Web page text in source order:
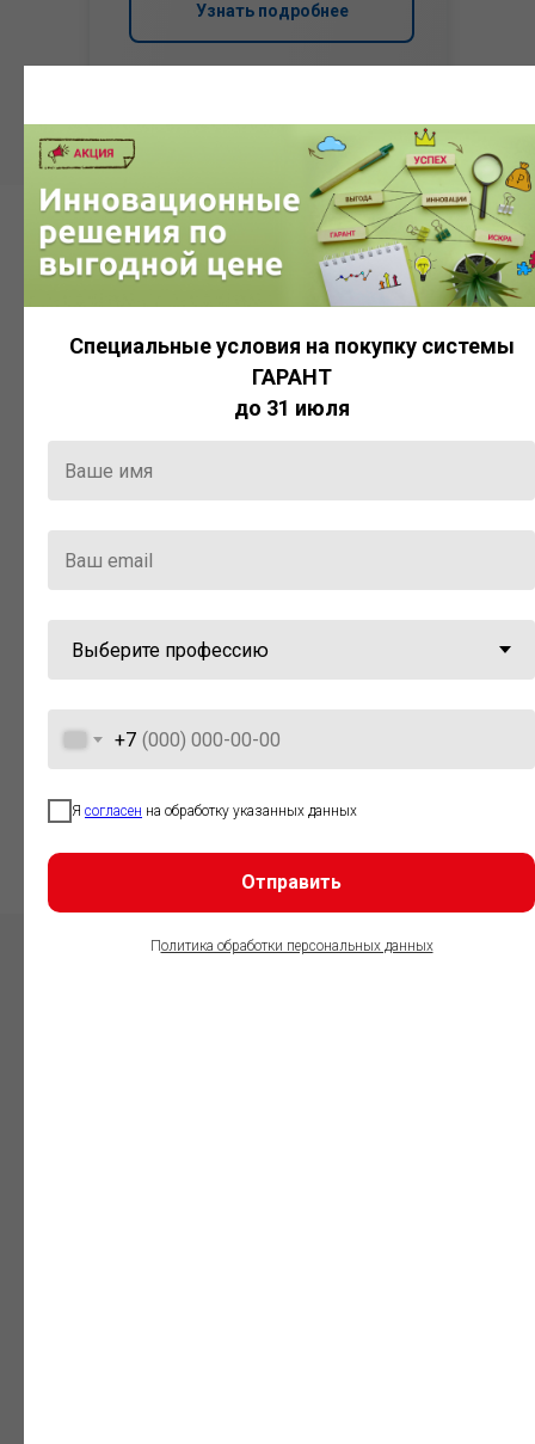
Узнать подробнее
Компания «Гарант» стала
победителем премии «Время
Система
ГАРАНТ
Актуальная правовая информация
и инструменты для максимально
эффективной работы с ней.
Специальные условия на покупку системы
ГАРАНТ
до 31 июля
+7
Я согласен на обработку указанных данных
Отправить
Политика обработки персональных данных